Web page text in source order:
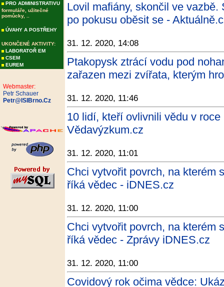
PRO ADMINISTRATIVU
formuláře, užitečné
pomůcky, ..
ÚVAHY A POSTŘEHY
UKONČENÉ AKTIVITY:
LABORATOŘ EM
CSEM
EUREM
Webmaster:
Petr Schauer
Petr@ISIBrno.Cz
Lovil mafiány, skončil ve
po pokusu oběsit se -
31. 12. 2020, 14:08
Ptakopysk ztrácí vodu pod
zařazen mezi zvířata, kterým
31. 12. 2020, 11:46
10 lidí, kteří ovlivnili vědu v
Vědavýzkum.cz
31. 12. 2020, 11:01
Chci vytvořit povrch, na kterém
říká vědec - iDNES.cz
31. 12. 2020, 11:00
Chci vytvořit povrch, na kterém
říká vědec - Zprávy iDNES.cz
31. 12. 2020, 11:00
Covidový rok očima vědce: